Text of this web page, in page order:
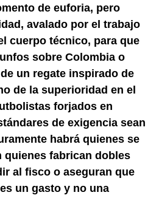
de euforia, pero
avalado por el trabajo
cuerpo técnico, para que
sobre Colombia o
un regate inspirado de
de la superioridad en el
forjados en
de exigencia sean
habrá quienes se
quienes fabrican dobles
al fisco o aseguran que
un gasto y no una